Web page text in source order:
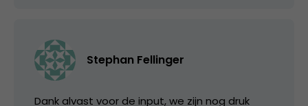
Stephan Fellinger
Dank alvast voor de input, we zijn nog druk